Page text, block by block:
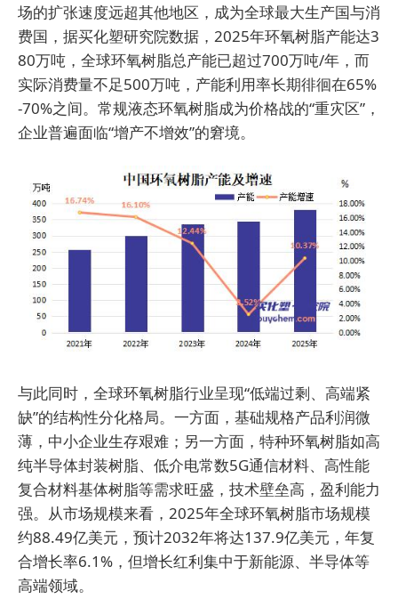
场的扩张速度远超其他地区，成为全球最大生产国与消
费国，据买化塑研究院数据，2025年环氧树脂产能达3
80万吨，全球环氧树脂总产能已超过700万吨/年，而
实际消费量不足500万吨，产能利用率长期徘徊在65%
-70%之间。常规液态环氧树脂成为价格战的“重灾区”，
企业普遍面临“增产不增效”的窘境。
与此同时，全球环氧树脂行业呈现“低端过剩、高端紧
缺”的结构性分化格局。一方面，基础规格产品利润微
薄，中小企业生存艰难；另一方面，特种环氧树脂如高
纯半导体封装树脂、低介电常数5G通信材料、高性能
复合材料基体树脂等需求旺盛，技术壁垒高，盈利能力
强。从市场规模来看，2025年全球环氧树脂市场规模
约88.49亿美元，预计2032年将达137.9亿美元，年复
合增长率6.1%，但增长红利集中于新能源、半导体等
高端领域。